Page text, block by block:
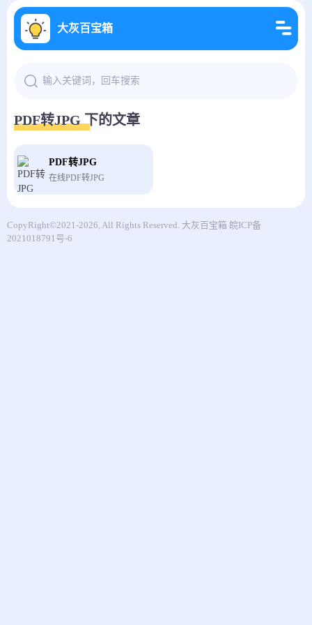
大灰百宝箱
PDF转JPG 下的文章
PDF转JPG
在线PDF转JPG
CopyRight©2021-2026, All Rights Reserved. 大灰百宝箱 皖ICP备
2021018791号-6